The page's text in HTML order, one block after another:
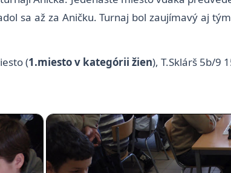
sa až za Aničku. Turnaj bol zaujímavý aj
(1.miesto v kategórii žien), T.Sklárš 5b/9